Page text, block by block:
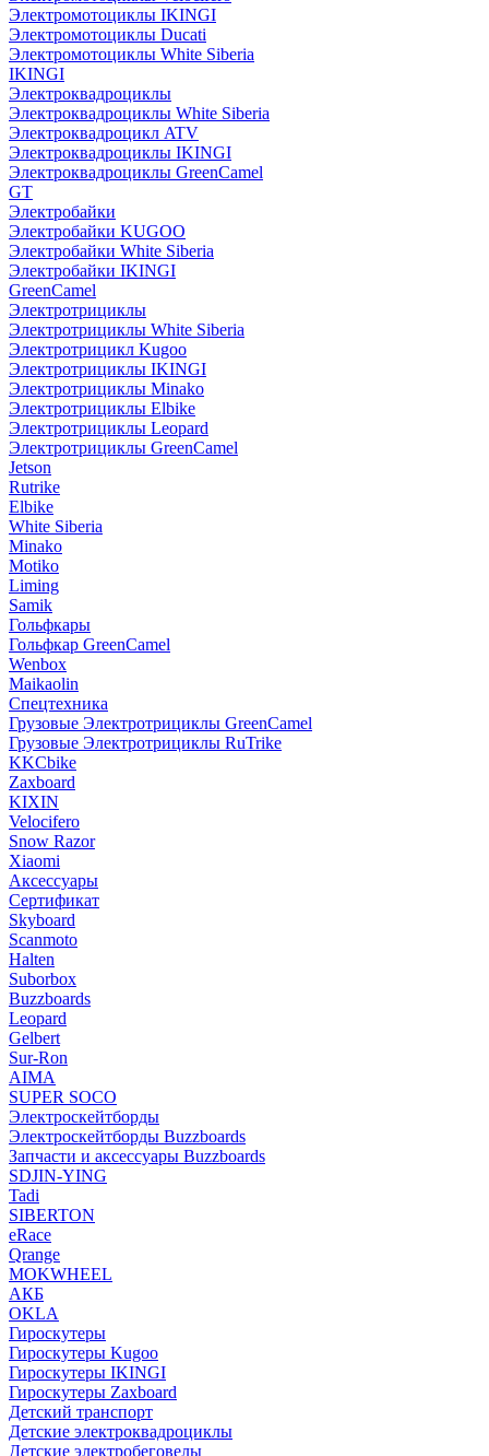
Электромотоциклы IKINGI
Электромотоциклы Ducati
Электромотоциклы White Siberia
IKINGI
Электроквадроциклы
Электроквадроциклы White Siberia
Электроквадроцикл ATV
Электроквадроциклы IKINGI
Электроквадроциклы GreenCamel
GT
Электробайки
Электробайки KUGOO
Электробайки White Siberia
Электробайки IKINGI
GreenCamel
Электротрициклы
Электротрициклы White Siberia
Электротрицикл Kugoo
Электротрициклы IKINGI
Электротрициклы Minako
Электротрициклы Elbike
Электротрициклы Leopard
Электротрициклы GreenCamel
Jetson
Rutrike
Elbike
White Siberia
Minako
Motiko
Liming
Samik
Гольфкары
Гольфкар GreenCamel
Wenbox
Maikaolin
Спецтехника
Грузовые Электротрициклы GreenCamel
Грузовые Электротрициклы RuTrike
KKCbike
Zaxboard
KIXIN
Velocifero
Snow Razor
Xiaomi
Аксессуары
Сертификат
Skyboard
Scanmoto
Halten
Suborbox
Buzzboards
Leopard
Gelbert
Sur-Ron
AIMA
SUPER SOCO
Электроскейтборды
Электроскейтборды Buzzboards
Запчасти и аксессуары Buzzboards
SDJIN-YING
Tadi
SIBERTON
eRace
Qrange
MOKWHEEL
АКБ
OKLA
Гироскутеры
Гироскутеры Kugoo
Гироскутеры IKINGI
Гироскутеры Zaxboard
Детский транспорт
Детские электроквадроциклы
Детские электробеговелы